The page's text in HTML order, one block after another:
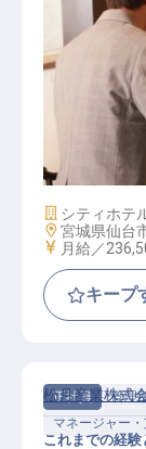
総合職（
施設業態
シティホテ
勤務地
宮城県仙台
給与
月給／
キープ
正社員
管理
マネージャー・
松月産業株式
これまでの経